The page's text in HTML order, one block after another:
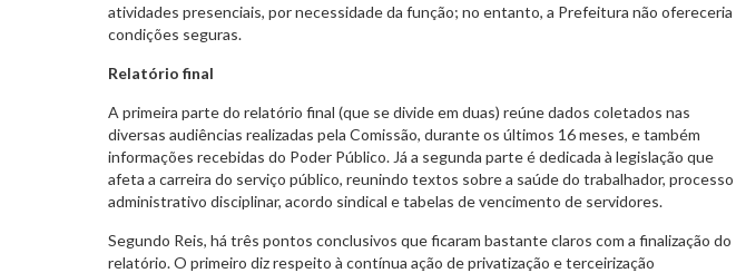
atividades presenciais, por necessidade da função; no entanto, a Prefeitura não ofereceria
condições seguras.
Relatório final
A primeira parte do relatório final (que se divide em duas) reúne dados coletados nas
diversas audiências realizadas pela Comissão, durante os últimos 16 meses, e também
informações recebidas do Poder Público. Já a segunda parte é dedicada à legislação que
afeta a carreira do serviço público, reunindo textos sobre a saúde do trabalhador, processo
administrativo disciplinar, acordo sindical e tabelas de vencimento de servidores.
Segundo Reis, há três pontos conclusivos que ficaram bastante claros com a finalização do
relatório. O primeiro diz respeito à contínua ação de privatização e terceirização